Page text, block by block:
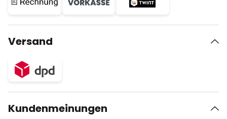
Versand
Kundenmeinungen